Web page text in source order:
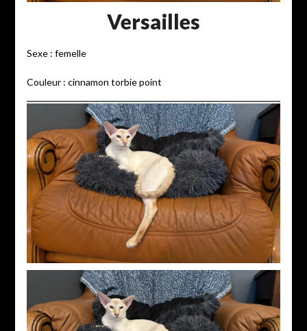
Versailles
Sexe : femelle
Couleur : cinnamon torbie point